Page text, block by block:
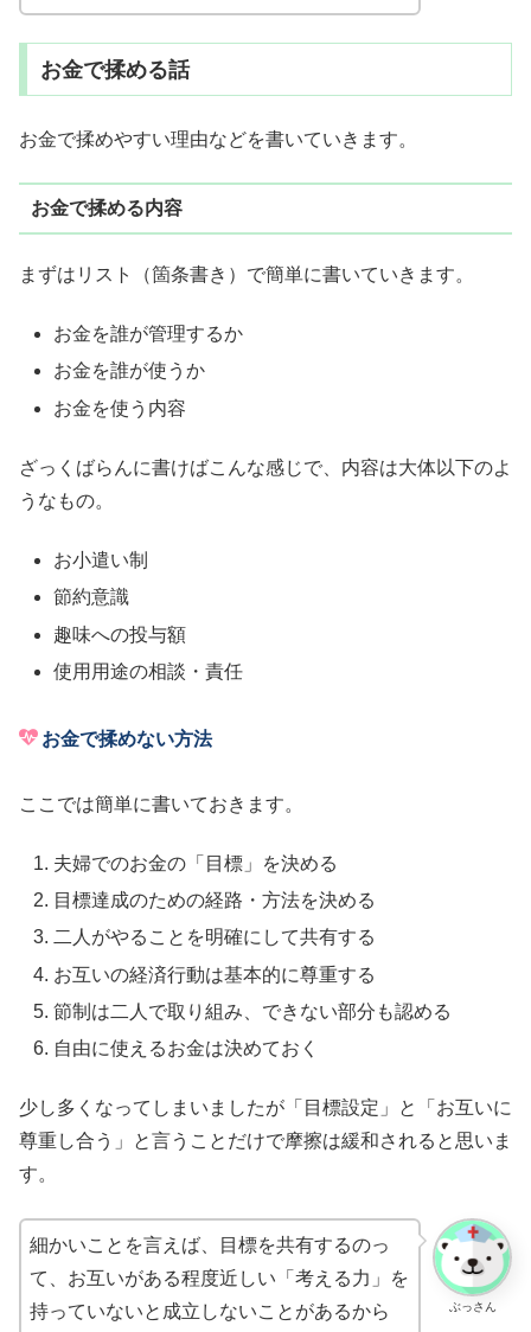
お金で揉める話
お金で揉めやすい理由などを書いていきます。
お金で揉める内容
まずはリスト（箇条書き）で簡単に書いていきます。
お金を誰が管理するか
お金を誰が使うか
お金を使う内容
ざっくばらんに書けばこんな感じで、内容は大体以下のよ
うなもの。
お小遣い制
節約意識
趣味への投与額
使用用途の相談・責任
お金で揉めない方法
ここでは簡単に書いておきます。
夫婦でのお金の「目標」を決める
目標達成のための経路・方法を決める
二人がやることを明確にして共有する
お互いの経済行動は基本的に尊重する
節制は二人で取り組み、できない部分も認める
自由に使えるお金は決めておく
少し多くなってしまいましたが「目標設定」と「お互いに
尊重し合う」と言うことだけで摩擦は緩和されると思いま
す。
ぶっさん
細かいことを言えば、目標を共有するのっ
て、お互いがある程度近しい「考える力」を
持っていないと成立しないことがあるから